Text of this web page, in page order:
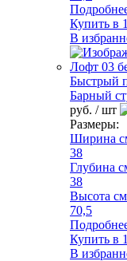
Купить в
В
Быстрый
Барный
руб. / шт
Размеры:
Ширина
38
Глубина
38
Высота
70,5
Купить в
В